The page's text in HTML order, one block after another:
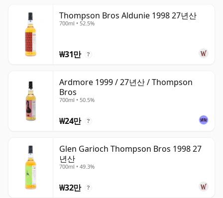
Thompson Bros Aldunie 1998 27년산
700ml • 52.5%
₩31만 ?
Ardmore 1999 / 27년산 / Thompson
Bros
700ml • 50.5%
₩24만 ?
Glen Garioch Thompson Bros 1998 27
년산
700ml • 49.3%
₩32만 ?